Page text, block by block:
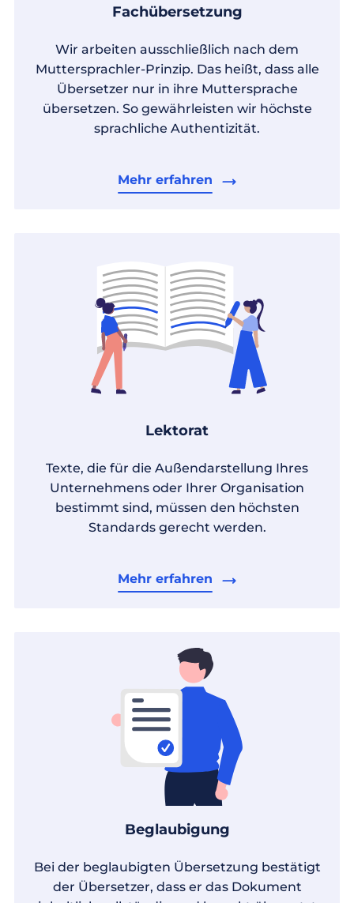
Fachübersetzung
Wir arbeiten ausschließlich nach dem
Muttersprachler-Prinzip. Das heißt, dass alle
Übersetzer nur in ihre Muttersprache
übersetzen. So gewährleisten wir höchste
sprachliche Authentizität.
Mehr erfahren
Lektorat
Texte, die für die Außendarstellung Ihres
Unternehmens oder Ihrer Organisation
bestimmt sind, müssen den höchsten
Standards gerecht werden.
Mehr erfahren
Beglaubigung
Bei der beglaubigten Übersetzung bestätigt
der Übersetzer, dass er das Dokument